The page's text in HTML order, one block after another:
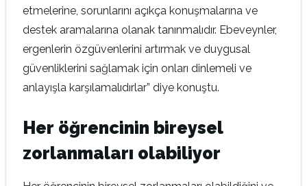
etmelerine, sorunlarını açıkça konuşmalarına ve
destek aramalarına olanak tanınmalıdır. Ebeveynler,
ergenlerin özgüvenlerini artırmak ve duygusal
güvenliklerini sağlamak için onları dinlemeli ve
anlayışla karşılamalıdırlar” diye konuştu.
Her öğrencinin bireysel
zorlanmaları olabiliyor